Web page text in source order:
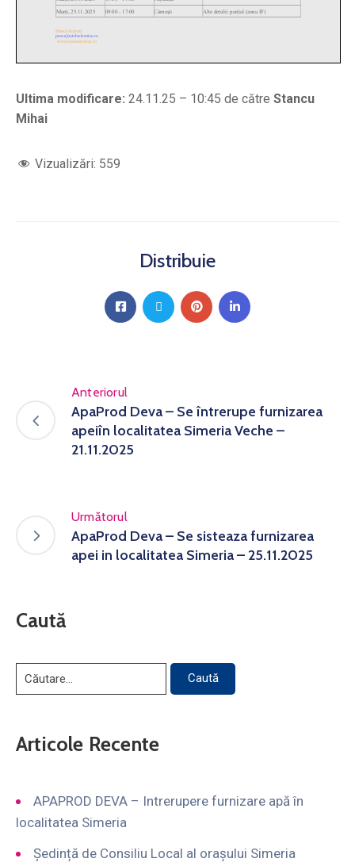
Ultima modificare: 24.11.25 – 10:45 de către Stancu
Mihai
Vizualizări: 559
Distribuie
Anteriorul
ApaProd Deva – Se întrerupe furnizarea
apeiîn localitatea Simeria Veche –
21.11.2025
Următorul
ApaProd Deva – Se sisteaza furnizarea
apei in localitatea Simeria – 25.11.2025
Caută
Articole Recente
APAPROD DEVA – Intrerupere furnizare apă în
localitatea Simeria
Ședință de Consiliu Local al orașului Simeria